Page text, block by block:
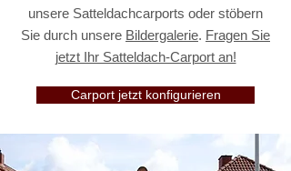
unsere Satteldachcarports oder stöbern
Sie durch unsere Bildergalerie. Fragen Sie
jetzt Ihr Satteldach-Carport an!
Carport jetzt konfigurieren